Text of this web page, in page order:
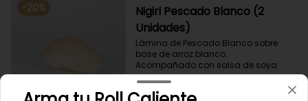
-20%
Nigiri Pescado Blanco (2
Unidades)
Lámina de Pescado Blanco sobre
base de arroz blanco.
Acompañado con salsa de soya.
$4.200$5.250